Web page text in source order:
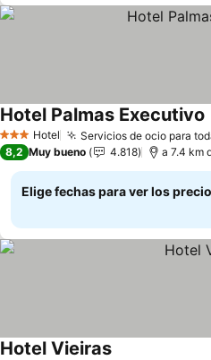
3 Estrellas
Hotel Servicios de ocio para
Hotel Palmas Executivo
8,2 Muy bueno 4.818 a 7.4 km
Elige fechas para ver los
Hotel Vieiras